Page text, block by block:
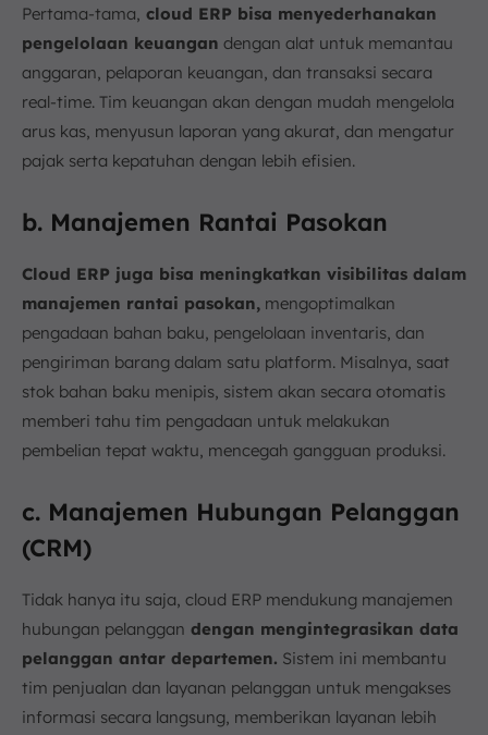
Pertama-tama, cloud ERP bisa menyederhanakan
pengelolaan keuangan dengan alat untuk memantau
anggaran, pelaporan keuangan, dan transaksi secara
real-time. Tim keuangan akan dengan mudah mengelola
arus kas, menyusun laporan yang akurat, dan mengatur
pajak serta kepatuhan dengan lebih efisien.
b. Manajemen Rantai Pasokan
Cloud ERP juga bisa meningkatkan visibilitas dalam
manajemen rantai pasokan, mengoptimalkan
pengadaan bahan baku, pengelolaan inventaris, dan
pengiriman barang dalam satu platform. Misalnya, saat
stok bahan baku menipis, sistem akan secara otomatis
memberi tahu tim pengadaan untuk melakukan
pembelian tepat waktu, mencegah gangguan produksi.
c. Manajemen Hubungan Pelanggan
(CRM)
Tidak hanya itu saja, cloud ERP mendukung manajemen
hubungan pelanggan dengan mengintegrasikan data
pelanggan antar departemen. Sistem ini membantu
tim penjualan dan layanan pelanggan untuk mengakses
informasi secara langsung, memberikan layanan lebih